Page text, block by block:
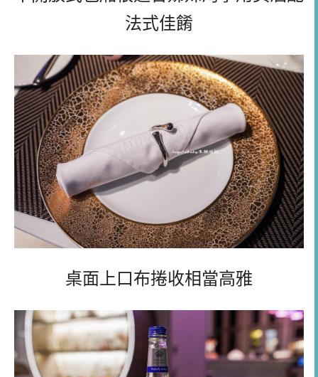
法式佳餚
桌面上口布捲收相當高雅